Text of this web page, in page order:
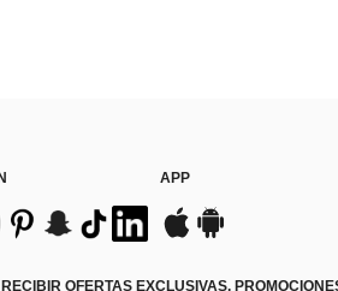
APP
OFERTAS EXCLUSIVAS,